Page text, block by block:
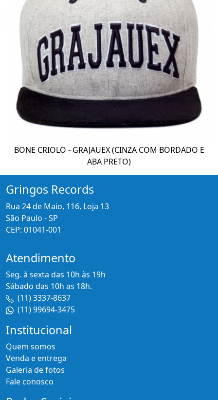
BONE CRIOLO - GRAJAUEX (CINZA COM BORDADO E
ABA PRETO)
Gringos Records
Rua 24 de Maio, 116, Loja 13
São Paulo - SP
CEP: 01041-001
Atendimento
Seg. à sexta das 10h às 19h
Sábado das 10h as 18h.
(11) 3337-8637
(11) 99694-3475
Institucional
Quem somos
Venda e entrega
Galeria de fotos
Fale conosco